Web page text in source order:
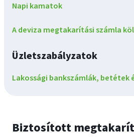
Napi kamatok
A deviza megtakarítási számla
Üzletszabályzatok
Lakossági bankszámlák,
Biztosított